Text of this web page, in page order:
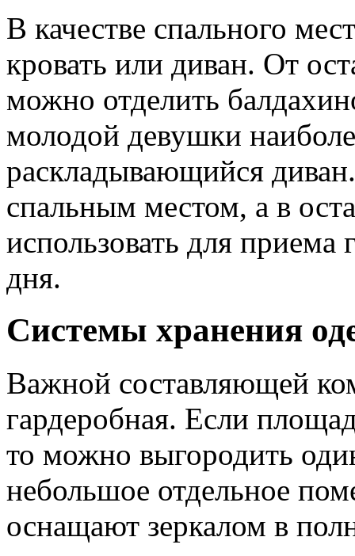
В качестве спального
кровать или диван. От
можно отделить
молодой девушки
раскладывающийся
спальным местом, а в
использовать для приема
дня.
Системы хранения
Важной составляющей
гардеробная. Если
то можно выгородить
небольшое отдельное
оснащают зеркалом в